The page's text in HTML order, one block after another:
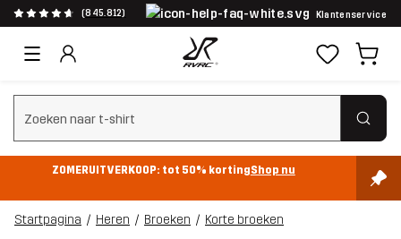
(845.812) Klantenservice
Zoeken wissen
ZOMERUITVERKOOP: tot 50% kortingShop nu
Startpagina Heren Broeken Korte broeken